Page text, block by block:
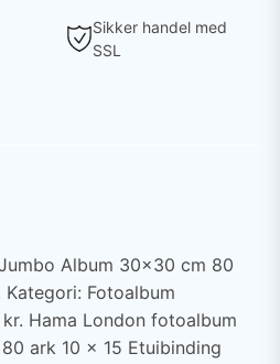
Sikker handel med
SSL
Album 30x30 cm 80
Kategori: Fotoalbum
Hama London fotoalbum
ark 10 x 15 Etuibinding